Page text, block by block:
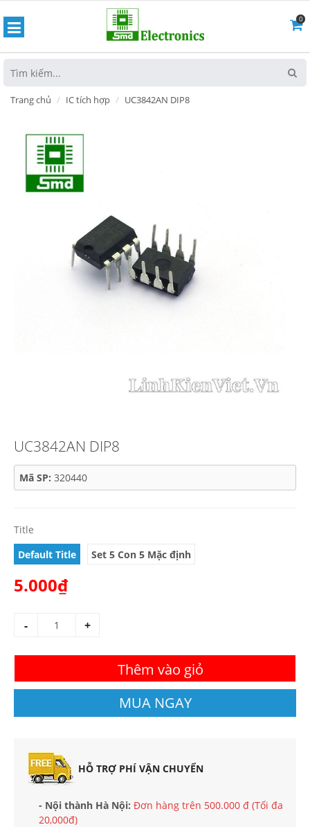
0
Trang chủ IC tích hợp UC3842AN DIP8
UC3842AN DIP8
Mã SP: 320440
Title
Default Title
Set 5 Con 5 Mặc định
5.000₫
- +
Thêm vào giỏ
MUA NGAY
HỖ TRỢ PHÍ VẬN CHUYỂN
- Nội thành Hà Nội: Đơn hàng trên 500.000 đ (Tối đa
20,000đ)